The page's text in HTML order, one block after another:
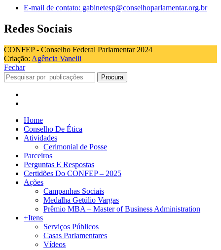
E-mail de contato: gabinetesp@conselhoparlamentar.org.br
Redes Sociais
CONFEP - Conselho Federal Parlamentar 2024
Criação: Agência Vanelli
Fechar
Procura
Home
Conselho De Ética
Atividades
Cerimonial de Posse
Parceiros
Perguntas E Respostas
Certidões Do CONFEP – 2025
Ações
Campanhas Sociais
Medalha Getúlio Vargas
Prêmio MBA – Master of Business Administration
+Itens
Serviços Públicos
Casas Parlamentares
Vídeos